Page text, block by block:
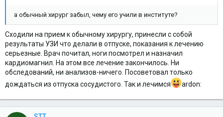
а обычный хирург забыл, чему его учили в институте?
Сходили на прием к обычному хирургу, принесли с собой
результаты УЗИ что делали в отпуске, показания к лечению
серьезные. Врач почитал, ноги посмотрел и назначил
кардиомагнил. На этом все лечение закончилось. Ни
обследований, ни анализов-ничего. Посоветовал только
дождаться из отпуска сосудистого. Так и лечимся
ardon: